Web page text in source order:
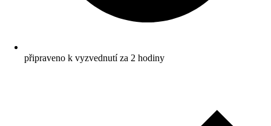
připraveno k vyzvednutí za 2 hodiny